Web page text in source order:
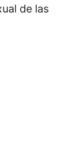
de las